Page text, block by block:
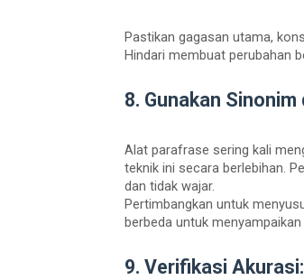
Pastikan gagasan utama,
Hindari membuat perubahan
8. Gunakan Sinonim
Alat parafrase sering kali
teknik ini secara berlebihan.
dan tidak wajar.
Pertimbangkan untuk
berbeda untuk
9. Verifikasi Akurasi: